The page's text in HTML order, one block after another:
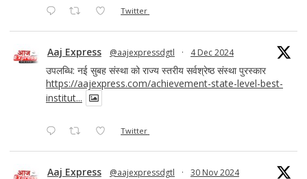
Twitter
Aaj Express @aajexpressdgtl · 4 Dec 2024
उपलब्धि: नई सुबह संस्था को राज्य स्तरीय सर्वश्रेष्ठ संस्था पुरस्कार
https://aajexpress.com/achievement-state-level-best-
institut...
Twitter
Aaj Express @aajexpressdgtl · 30 Nov 2024